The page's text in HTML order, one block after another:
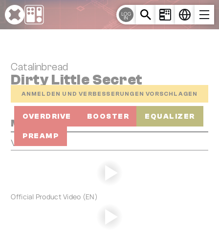
Cookie-Einstellungen
LOG
IN
Catalinbread
Dirty Little Secret
ANMELDEN UND VERBESSERUNGEN VORSCHLAGEN
OVERDRIVE BOOSTER EQUALIZER
PREAMP
Media
Videos
Official Product Video (EN)